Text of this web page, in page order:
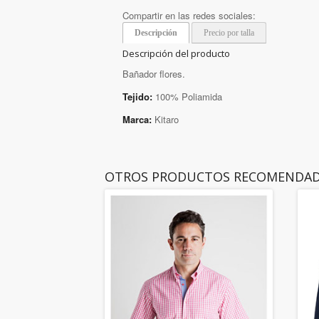
Compartir en las redes sociales:
Descripción Precio por talla
Descripción del producto
Bañador flores.
Tejido: 100% Poliamida
Marca: Kitaro
OTROS PRODUCTOS